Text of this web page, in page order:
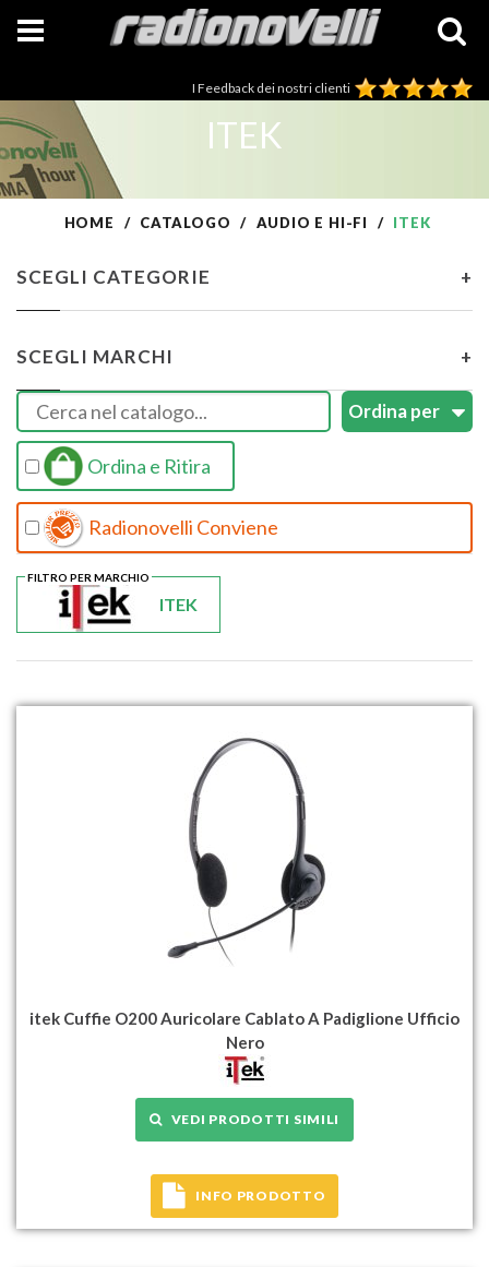
I Feedback dei nostri clienti
ITEK
HOME CATALOGO AUDIO E HI-FI ITEK
SCEGLI CATEGORIE +
SCEGLI MARCHI +
Ordina e Ritira
Radionovelli Conviene
ITEK
FILTRO PER MARCHIO
itek Cuffie O200 Auricolare Cablato A Padiglione Ufficio
Nero
VEDI PRODOTTI SIMILI
INFO PRODOTTO